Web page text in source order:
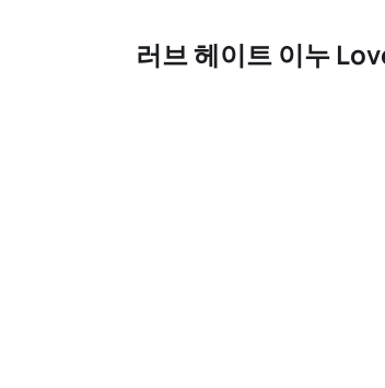
러브 헤이트 이누